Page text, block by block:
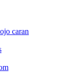
caran